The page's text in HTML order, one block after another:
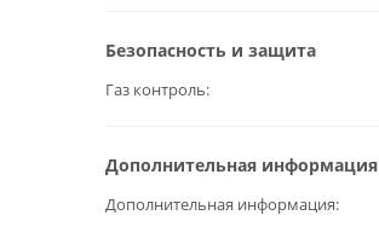
Безопасность и защита
Газ контроль
Дополнительная информация
Дополнительная информация